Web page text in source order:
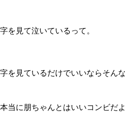
を見て泣いているって。
を見ているだけでいいならそん
当に朋ちゃんとはいいコンビだよ